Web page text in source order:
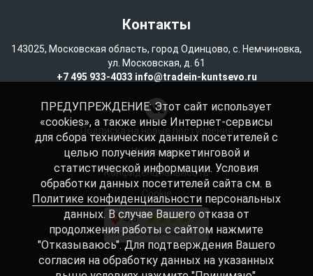
Контакты
143025, Московская область, город Одинцово, с. Немчиновка,
ул. Московская, д. 61
+7 495 933-4033 info@tradein-kuntsevo.ru
Подписка на новые поступления
Избранное
Конфиденциальность
Cookie
ПРЕДУПРЕЖДЕНИЕ: Этот сайт использует
«cookies», а также иные Интернет-сервисы
для сбора технических данных посетителей с
целью получения маркетинговой и
статистической информации. Условия
обработки данных посетителей сайта см. в
Политике конфиденциальностиперсональных
данных. В случае Вашего отказа от
продолжения работы с сайтом нажмите
"Отказываюсь". Для подтверждения Вашего
согласия на обработку данных на указанных